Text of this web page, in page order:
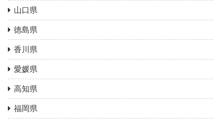
山口県
徳島県
香川県
愛媛県
高知県
福岡県